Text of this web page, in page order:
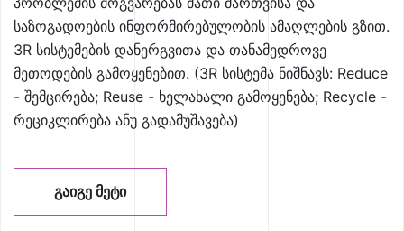
საზოგადოების ინფორმირებულობის ამაღლების გზით.
3R სისტემების დანერგვითა და თანამედროვე
მეთოდების გამოყენებით. (3R სისტემა ნიშნავს: Reduce
- შემცირება; Reuse - ხელახალი გამოყენება; Recycle -
რეციკლირება ანუ გადამუშავება)
ᲒᲐᲘᲒᲔ ᲛᲔᲢᲘ